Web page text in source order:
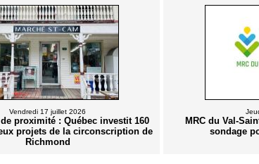
Vendredi 17 juillet 2026
proximité : Québec investit 160
projets de la circonscription de
Richmond
MRC du Val-
sondage